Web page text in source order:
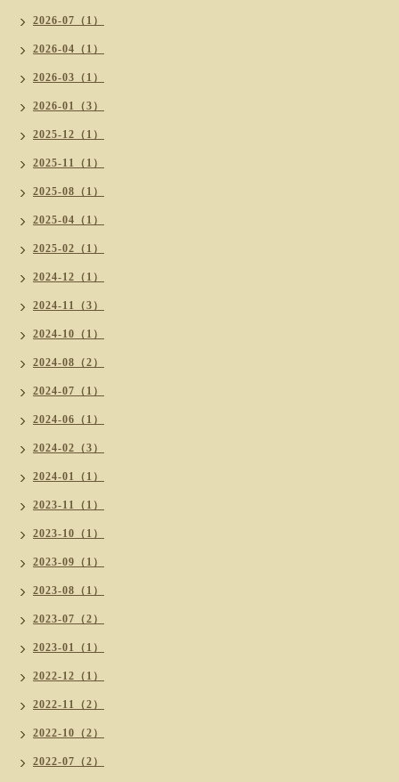
2026-07（1）
2026-04（1）
2026-03（1）
2026-01（3）
2025-12（1）
2025-11（1）
2025-08（1）
2025-04（1）
2025-02（1）
2024-12（1）
2024-11（3）
2024-10（1）
2024-08（2）
2024-07（1）
2024-06（1）
2024-02（3）
2024-01（1）
2023-11（1）
2023-10（1）
2023-09（1）
2023-08（1）
2023-07（2）
2023-01（1）
2022-12（1）
2022-11（2）
2022-10（2）
2022-07（2）